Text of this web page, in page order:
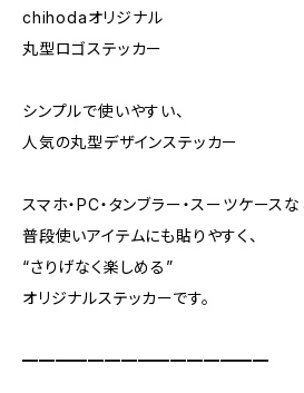
chihodaオリジナル
丸型ロゴステッカー
シンプルで使いやすい、
人気の丸型デザインステッカー
スマホ・PC・タンブラー・スーツケースな
普段使いアイテムにも貼りやすく、
“さりげなく楽しめる”
オリジナルステッカーです。
━━━━━━━━━━━━━━━